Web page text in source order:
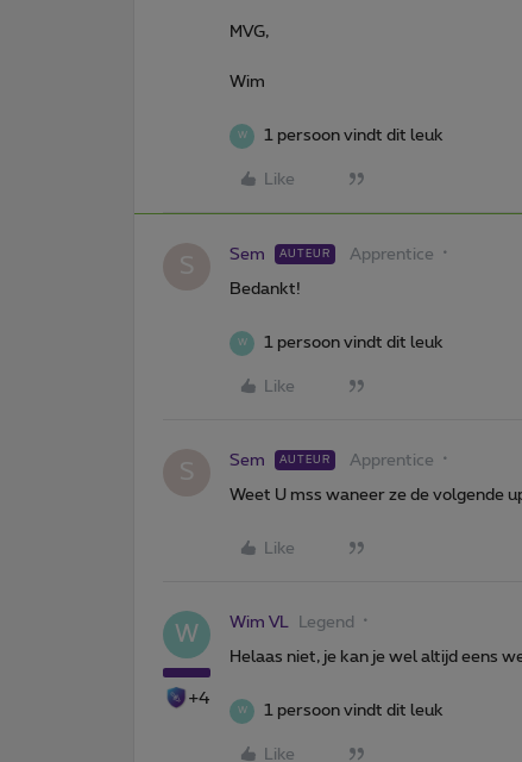
MVG,
Wim
W 1 persoon vindt dit leuk
Like
S Sem AUTEUR Apprentice
Bedankt!
W 1 persoon vindt dit leuk
Like
S Sem AUTEUR Apprentice
Weet U mss waneer ze de volgende
Like
W
+4
Wim VL Legend
Helaas niet, je kan je wel altijd eens
W 1 persoon vindt dit leuk
Like